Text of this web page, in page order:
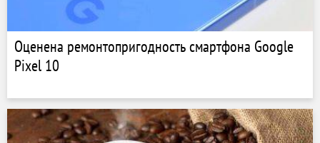
Оценена ремонтопригодность смартфона Google
Pixel 10